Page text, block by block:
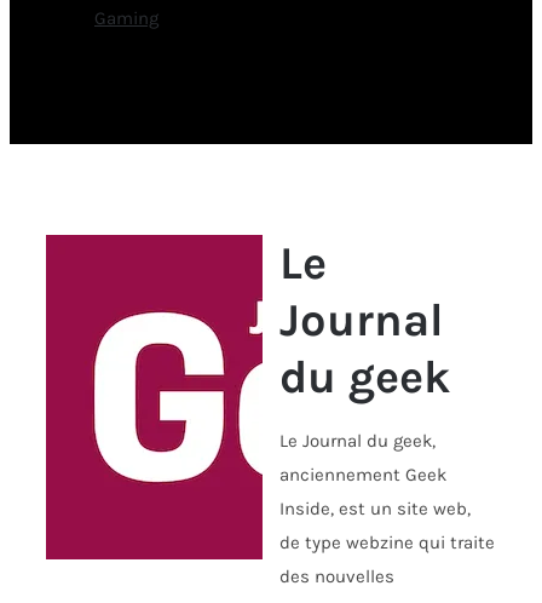
Gaming
Le
Journal
du geek
Le Journal du geek,
anciennement Geek
Inside, est un site web,
de type webzine qui traite
des nouvelles